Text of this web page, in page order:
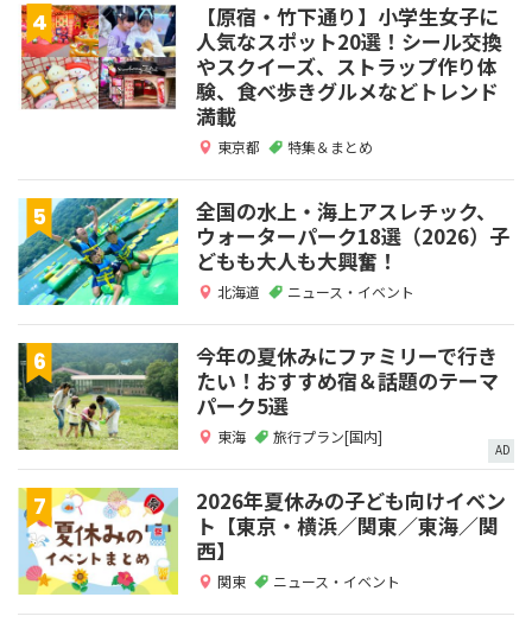
【原宿・竹下通り】小学生女子に
人気なスポット20選！シール交換
やスクイーズ、ストラップ作り体
験、食べ歩きグルメなどトレンド
満載
東京都 特集＆まとめ
全国の水上・海上アスレチック、
ウォーターパーク18選（2026）子
どもも大人も大興奮！
北海道 ニュース・イベント
今年の夏休みにファミリーで行き
たい！おすすめ宿＆話題のテーマ
パーク5選
東海 旅行プラン[国内]
AD
2026年夏休みの子ども向けイベン
ト【東京・横浜／関東／東海／関
西】
関東 ニュース・イベント